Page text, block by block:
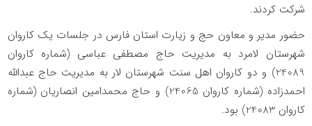
شرکت کردند.
حضور مدیر و معاون حج و زیارت استان فارس در جلسات یک کاروان
شهرستان لامرد به مدیریت حاج مصطفی عباسی (شماره کاروان
24089) و دو کاروان اهل سنت شهرستان لار به مدیریت حاج عبدالله
احمدزاده (شماره کاروان 24065) و حاج محمدامین انصاریان (شماره
کاروان 24083) بود.